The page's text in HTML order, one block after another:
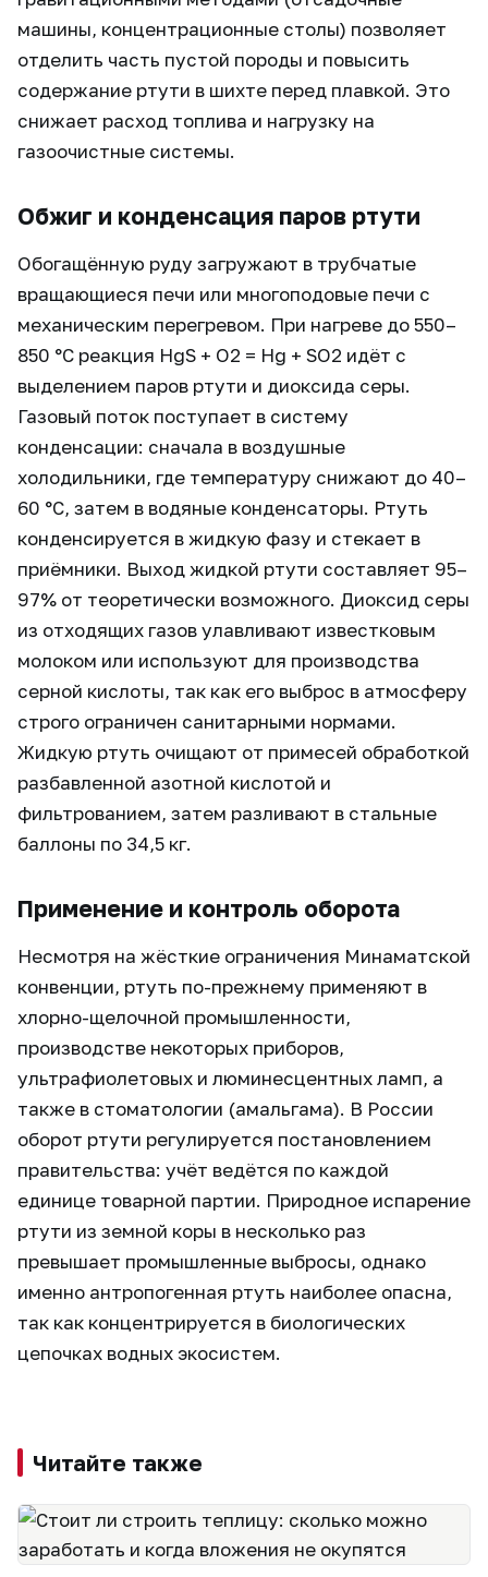
машины, концентрационные столы) позволяет
отделить часть пустой породы и повысить
содержание ртути в шихте перед плавкой. Это
снижает расход топлива и нагрузку на
газоочистные системы.
Обжиг и конденсация паров ртути
Обогащённую руду загружают в трубчатые
вращающиеся печи или многоподовые печи с
механическим перегревом. При нагреве до 550–
850 °C реакция HgS + O2 = Hg + SO2 идёт с
выделением паров ртути и диоксида серы.
Газовый поток поступает в систему
конденсации: сначала в воздушные
холодильники, где температуру снижают до 40–
60 °C, затем в водяные конденсаторы. Ртуть
конденсируется в жидкую фазу и стекает в
приёмники. Выход жидкой ртути составляет 95–
97% от теоретически возможного. Диоксид серы
из отходящих газов улавливают известковым
молоком или используют для производства
серной кислоты, так как его выброс в атмосферу
строго ограничен санитарными нормами.
Жидкую ртуть очищают от примесей обработкой
разбавленной азотной кислотой и
фильтрованием, затем разливают в стальные
баллоны по 34,5 кг.
Применение и контроль оборота
Несмотря на жёсткие ограничения Минаматской
конвенции, ртуть по-прежнему применяют в
хлорно-щелочной промышленности,
производстве некоторых приборов,
ультрафиолетовых и люминесцентных ламп, а
также в стоматологии (амальгама). В России
оборот ртути регулируется постановлением
правительства: учёт ведётся по каждой
единице товарной партии. Природное испарение
ртути из земной коры в несколько раз
превышает промышленные выбросы, однако
именно антропогенная ртуть наиболее опасна,
так как концентрируется в биологических
цепочках водных экосистем.
Читайте также